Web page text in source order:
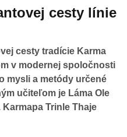
cesty línie
cesty tradície Karma
v modernej spoločnosti
mysli a metódy určené
učiteľom je Láma Ole
Karmapa Trinle Thaje